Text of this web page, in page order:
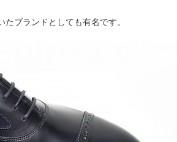
ブランドとしても有名です。